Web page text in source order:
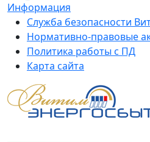
Информация
Служба безопасности
Нормативно-правовые
Политика работы с ПД
Карта сайта